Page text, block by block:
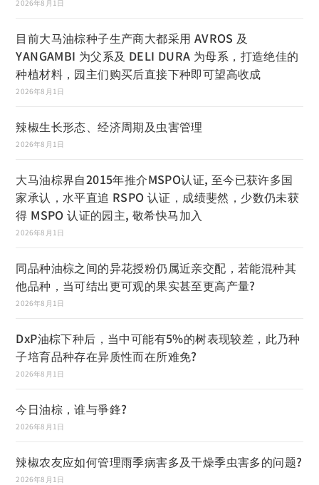
2026年8月1日
目前大马油棕种子生产商大都采用 AVROS 及
YANGAMBI 为父系及 DELI DURA 为母系，打造绝佳的
种植材料，园主们购买后直接下种即可望高收成
2026年8月1日
辣椒生长形态、经济周期及虫害管理
2026年8月1日
大马油棕界自2015年推介MSPO认证, 至今已获许多国
家承认，水平直追 RSPO 认证，成绩斐然，少数仍未获
得 MSPO 认证的园主, 敬希快马加入
2026年8月1日
同品种油棕之间的异花授粉仍属近亲交配，若能混种其
他品种，当可结出更可观的果实甚至更高产量?
2026年8月1日
DxP油棕下种后，当中可能有5%的树表现较差，此乃种
子培育品种存在异质性而在所难免?
2026年8月1日
今日油棕，谁与爭鋒?
2026年8月1日
辣椒农友应如何管理雨季病害多及干燥季虫害多的问题?
2026年8月1日